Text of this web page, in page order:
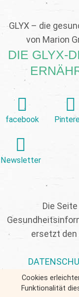
GLYX – die
von Marion
DIE GLYX-
facebook
Newsletter
Die
ersetzt
Cookies
Funktionalität